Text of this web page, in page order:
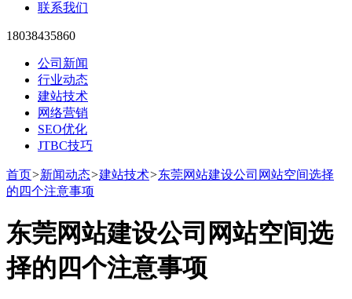
联系我们
18038435860
公司新闻
行业动态
建站技术
网络营销
SEO优化
JTBC技巧
首页>新闻动态>建站技术>东莞网站建设公司网站空间选择
的四个注意事项
东莞网站建设公司网站空间选
择的四个注意事项